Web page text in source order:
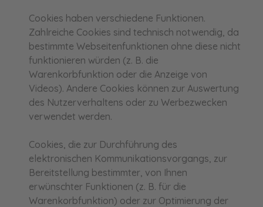
Cookies haben verschiedene Funktionen.
Zahlreiche Cookies sind technisch notwendig, da
bestimmte Webseitenfunktionen ohne diese nicht
funktionieren würden (z. B. die
Warenkorbfunktion oder die Anzeige von
Videos). Andere Cookies können zur Auswertung
des Nutzerverhaltens oder zu Werbezwecken
verwendet werden.
Cookies, die zur Durchführung des
elektronischen Kommunikationsvorgangs, zur
Bereitstellung bestimmter, von Ihnen
erwünschter Funktionen (z. B. für die
Warenkorbfunktion) oder zur Optimierung der